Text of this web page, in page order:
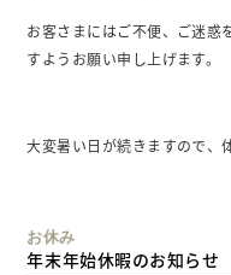
お客さまにはご不便、ご迷惑
すようお願い申し上げます。
大変暑い日が続きますので、
お休み
年末年始休暇のお知らせ